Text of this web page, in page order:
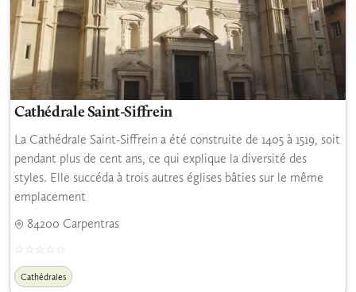
Cathédrale Saint-Siffrein
La Cathédrale Saint-Siffrein a été construite de 1405 à 1519, soit
pendant plus de cent ans, ce qui explique la diversité des
styles. Elle succéda à trois autres églises bâties sur le même
emplacement
84200 Carpentras
Cathédrales